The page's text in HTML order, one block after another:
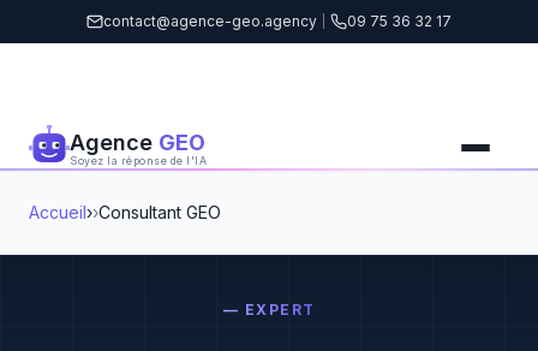
contact@agence-geo.agency 09 75 36 32 17
Agence GEO
Soyez la réponse de l'IA
Accueil› Consultant GEO
— EXPERT